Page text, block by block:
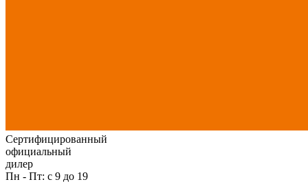
Сертифицированный
официальный
дилер
Пн - Пт: с 9 до 19